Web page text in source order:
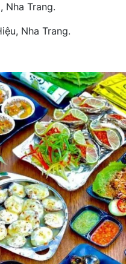
Nha Trang.
Nha Trang.